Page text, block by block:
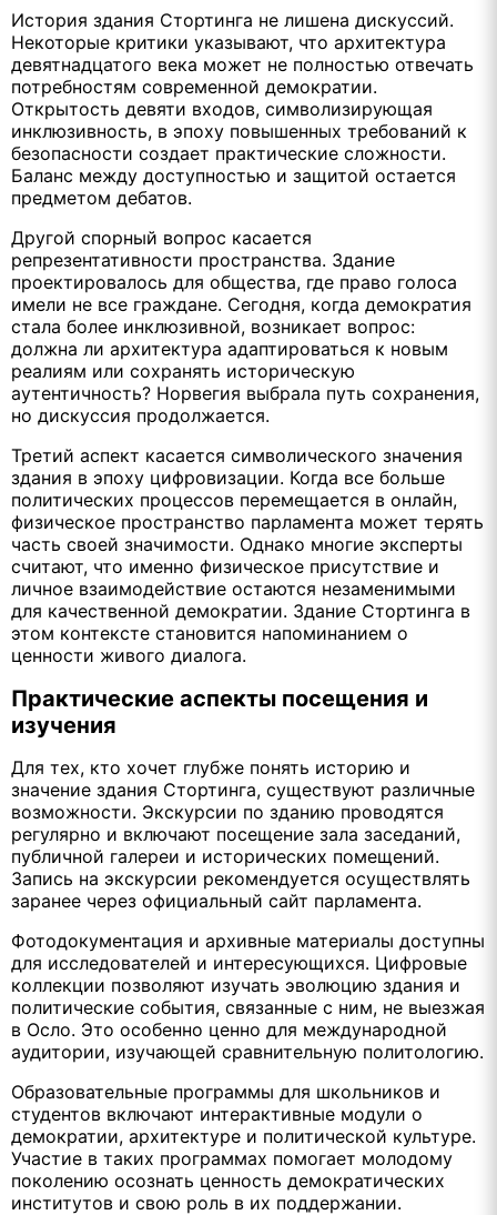
История здания Стортинга не лишена дискуссий.
Некоторые критики указывают, что архитектура
девятнадцатого века может не полностью отвечать
потребностям современной демократии.
Открытость девяти входов, символизирующая
инклюзивность, в эпоху повышенных требований к
безопасности создает практические сложности.
Баланс между доступностью и защитой остается
предметом дебатов.
Другой спорный вопрос касается
репрезентативности пространства. Здание
проектировалось для общества, где право голоса
имели не все граждане. Сегодня, когда демократия
стала более инклюзивной, возникает вопрос:
должна ли архитектура адаптироваться к новым
реалиям или сохранять историческую
аутентичность? Норвегия выбрала путь сохранения,
но дискуссия продолжается.
Третий аспект касается символического значения
здания в эпоху цифровизации. Когда все больше
политических процессов перемещается в онлайн,
физическое пространство парламента может терять
часть своей значимости. Однако многие эксперты
считают, что именно физическое присутствие и
личное взаимодействие остаются незаменимыми
для качественной демократии. Здание Стортинга в
этом контексте становится напоминанием о
ценности живого диалога.
Практические аспекты посещения и
изучения
Для тех, кто хочет глубже понять историю и
значение здания Стортинга, существуют различные
возможности. Экскурсии по зданию проводятся
регулярно и включают посещение зала заседаний,
публичной галереи и исторических помещений.
Запись на экскурсии рекомендуется осуществлять
заранее через официальный сайт парламента.
Фотодокументация и архивные материалы доступны
для исследователей и интересующихся. Цифровые
коллекции позволяют изучать эволюцию здания и
политические события, связанные с ним, не выезжая
в Осло. Это особенно ценно для международной
аудитории, изучающей сравнительную политологию.
Образовательные программы для школьников и
студентов включают интерактивные модули о
демократии, архитектуре и политической культуре.
Участие в таких программах помогает молодому
поколению осознать ценность демократических
институтов и свою роль в их поддержании.